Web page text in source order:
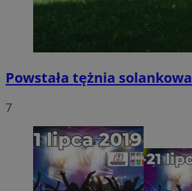
Powstała tężnia solankowa
7